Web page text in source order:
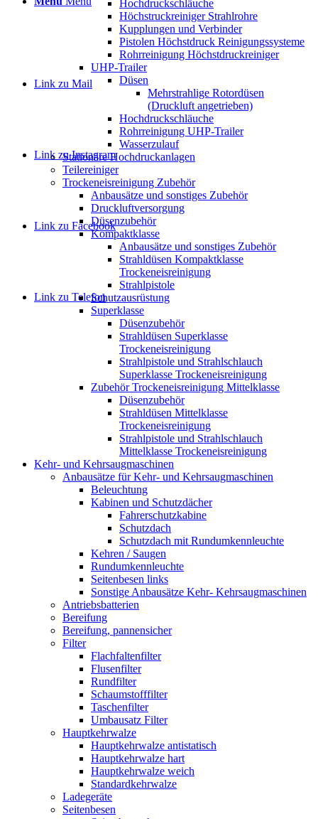
Link zu Mail
Link zu Instagram
Link zu Facebook
Link zu Telefon
Hochdruckschläuche
Höchstruckreiniger Strahlrohre
Kupplungen und Verbinder
Pistolen Höchstdruck Reinigungssysteme
Rohrreinigung Höchstdruckreiniger
UHP-Trailer
Düsen
Mehrstrahlige Rotordüsen
(Druckluft angetrieben)
Hochdruckschläuche
Rohrreinigung UHP-Trailer
Wasserzulauf
Stationäre Hochdruckanlagen
Teilereiniger
Trockeneisreinigung Zubehör
Anbausätze und sonstiges Zubehör
Druckluftversorgung
Düsenzubehör
Kompaktklasse
Anbausätze und sonstiges Zubehör
Strahldüsen Kompaktklasse
Trockeneisreinigung
Strahlpistole
Schutzausrüstung
Superklasse
Düsenzubehör
Strahldüsen Superklasse
Trockeneisreinigung
Strahlpistole und Strahlschlauch
Superklasse Trockeneisreinigung
Zubehör Trockeneisreinigung Mittelklasse
Düsenzubehör
Strahldüsen Mittelklasse
Trockeneisreinigung
Strahlpistole und Strahlschlauch
Mittelklasse Trockeneisreinigung
Kehr- und Kehrsaugmaschinen
Anbausätze für Kehr- und Kehrsaugmaschinen
Beleuchtung
Kabinen und Schutzdächer
Fahrerschutzkabine
Schutzdach
Schutzdach mit Rundumkennleuchte
Kehren / Saugen
Rundumkennleuchte
Seitenbesen links
Sonstige Anbausätze Kehr- Kehrsaugmaschinen
Antriebsbatterien
Bereifung
Bereifung, pannensicher
Filter
Flachfaltenfilter
Flusenfilter
Rundfilter
Schaumstofffilter
Taschenfilter
Umbausatz Filter
Hauptkehrwalze
Hauptkehrwalze antistatisch
Hauptkehrwalze hart
Hauptkehrwalze weich
Standardkehrwalze
Ladegeräte
Seitenbesen